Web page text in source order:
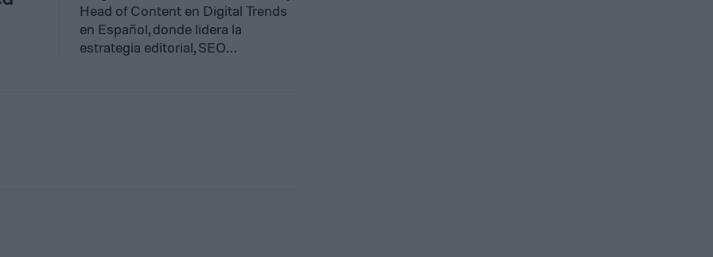
Head of Content en Digital Trends
en Español, donde lidera la
estrategia editorial, SEO…